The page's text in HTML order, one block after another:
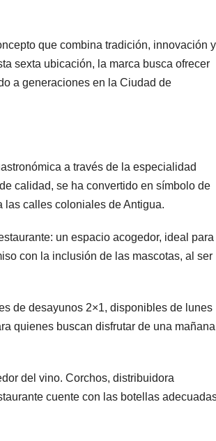
que combina tradición, innovación y
sexta ubicación, la marca busca ofrecer
a generaciones en la Ciudad de
a través de la especialidad
calidad, se ha convertido en símbolo de
las calles coloniales de Antigua.
un espacio acogedor, ideal para
con la inclusión de las mascotas, al ser
de desayunos 2×1, disponibles de lunes
quienes buscan disfrutar de una mañana
del vino. Corchos, distribuidora
cuente con las botellas